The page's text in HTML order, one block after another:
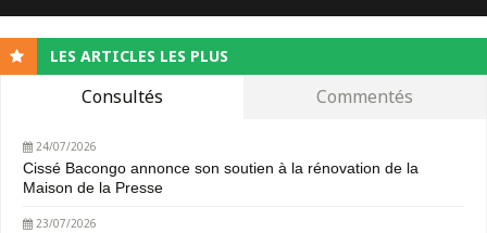
LES ARTICLES LES PLUS
Consultés Commentés
24/07/2026
Cissé Bacongo annonce son soutien à la rénovation de la
Maison de la Presse
23/07/2026